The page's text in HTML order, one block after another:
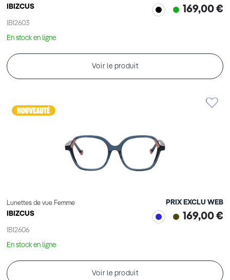
IBIZCUS
IBI2603
169,00 €
En stock en ligne
Voir le produit
Lunettes de vue Femme
IBIZCUS
IBI2606
PRIX EXCLU WEB
169,00 €
En stock en ligne
Voir le produit